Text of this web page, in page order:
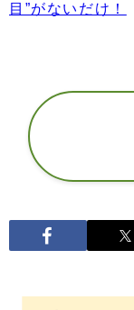
目”がないだけ！